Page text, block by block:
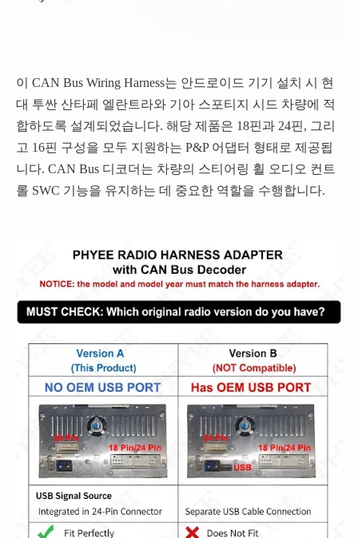
이 CAN Bus Wiring Harness는 안드로이드 기기 설치 시 현
대 투싼 산타페 엘란트라와 기아 스포티지 시드 차량에 적
합하도록 설계되었습니다. 해당 제품은 18핀과 24핀, 그리
고 16핀 구성을 모두 지원하는 P&P 어댑터 형태로 제공됩
니다. CAN Bus 디코더는 차량의 스티어링 휠 오디오 컨트
롤 SWC 기능을 유지하는 데 중요한 역할을 수행합니다.